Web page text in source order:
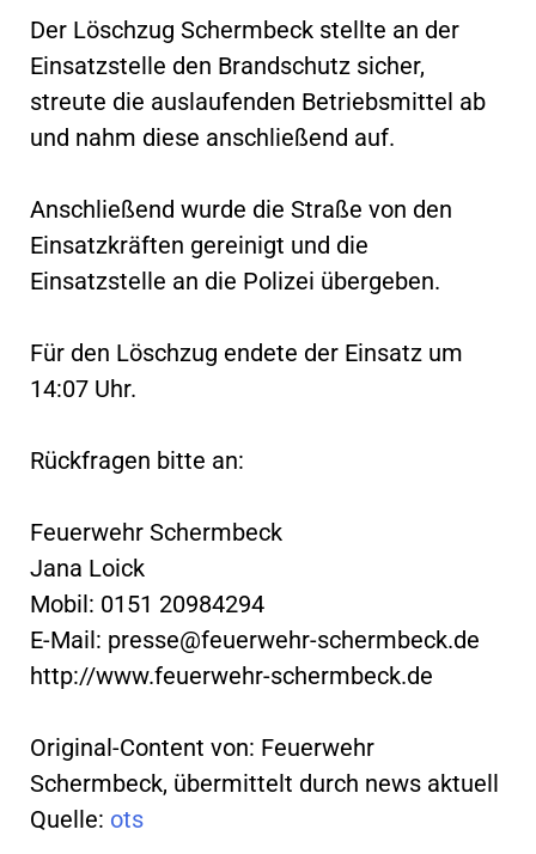
Der Löschzug Schermbeck stellte an der
Einsatzstelle den Brandschutz sicher,
streute die auslaufenden Betriebsmittel ab
und nahm diese anschließend auf.
Anschließend wurde die Straße von den
Einsatzkräften gereinigt und die
Einsatzstelle an die Polizei übergeben.
Für den Löschzug endete der Einsatz um
14:07 Uhr.
Rückfragen bitte an:
Feuerwehr Schermbeck
Jana Loick
Mobil: 0151 20984294
E-Mail: presse@feuerwehr-schermbeck.de
http://www.feuerwehr-schermbeck.de
Original-Content von: Feuerwehr
Schermbeck, übermittelt durch news aktuell
Quelle: ots